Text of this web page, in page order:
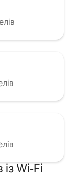
Wi-Fi